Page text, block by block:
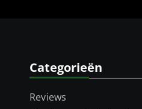
Categorieën
Reviews